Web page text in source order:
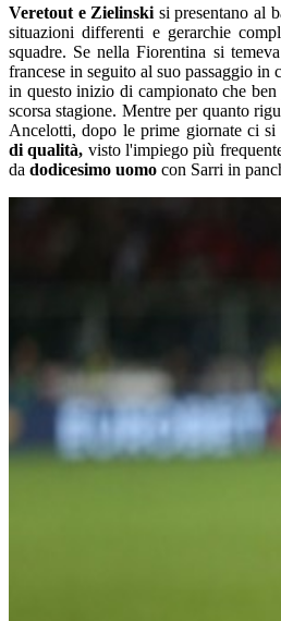
Veretout e Zielinski si presentano al
situazioni differenti e gerarchie
squadre. Se nella Fiorentina si
francese in seguito al suo passaggio in
in questo inizio di campionato che
scorsa stagione. Mentre per quanto
Ancelotti, dopo le prime giornate ci
di qualità, visto l'impiego più
da dodicesimo uomo con Sarri in